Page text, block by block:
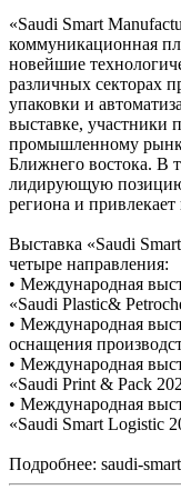
«Saudi Smart
коммуникационная
новейшие
различных секторах
упаковки и
выставке, участники
промышленному
Ближнего востока. В
лидирующую
региона и привлекает
Выставка «Saudi
четыре направления:
• Международная
«Saudi Plastic&
• Международная
оснащения
• Международная
«Saudi Print & Pack
• Международная
«Saudi Smart Logistic
Подробнее: saudi-